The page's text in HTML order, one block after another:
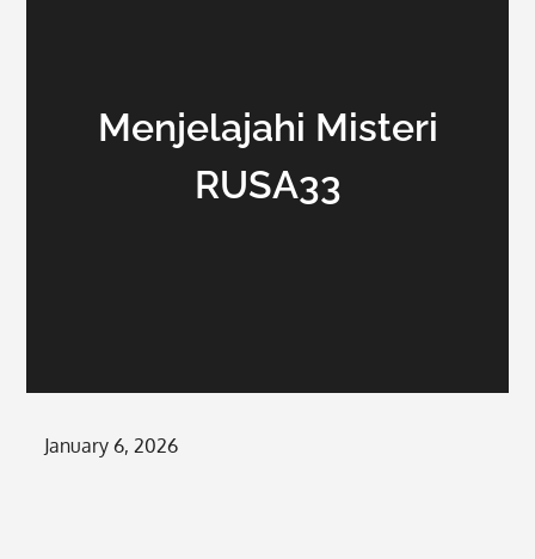
Menjelajahi Misteri
RUSA33
Posted
January 6, 2026